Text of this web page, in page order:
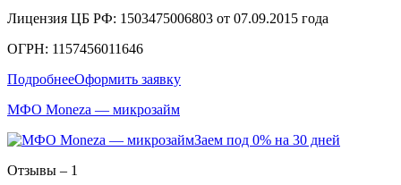
Лицензия ЦБ РФ: 1503475006803 от 07.09.2015 года
ОГРН: 1157456011646
ПодробнееОформить заявку
МФО Moneza — микрозайм
Заем под 0% на 30 дней
Отзывы – 1